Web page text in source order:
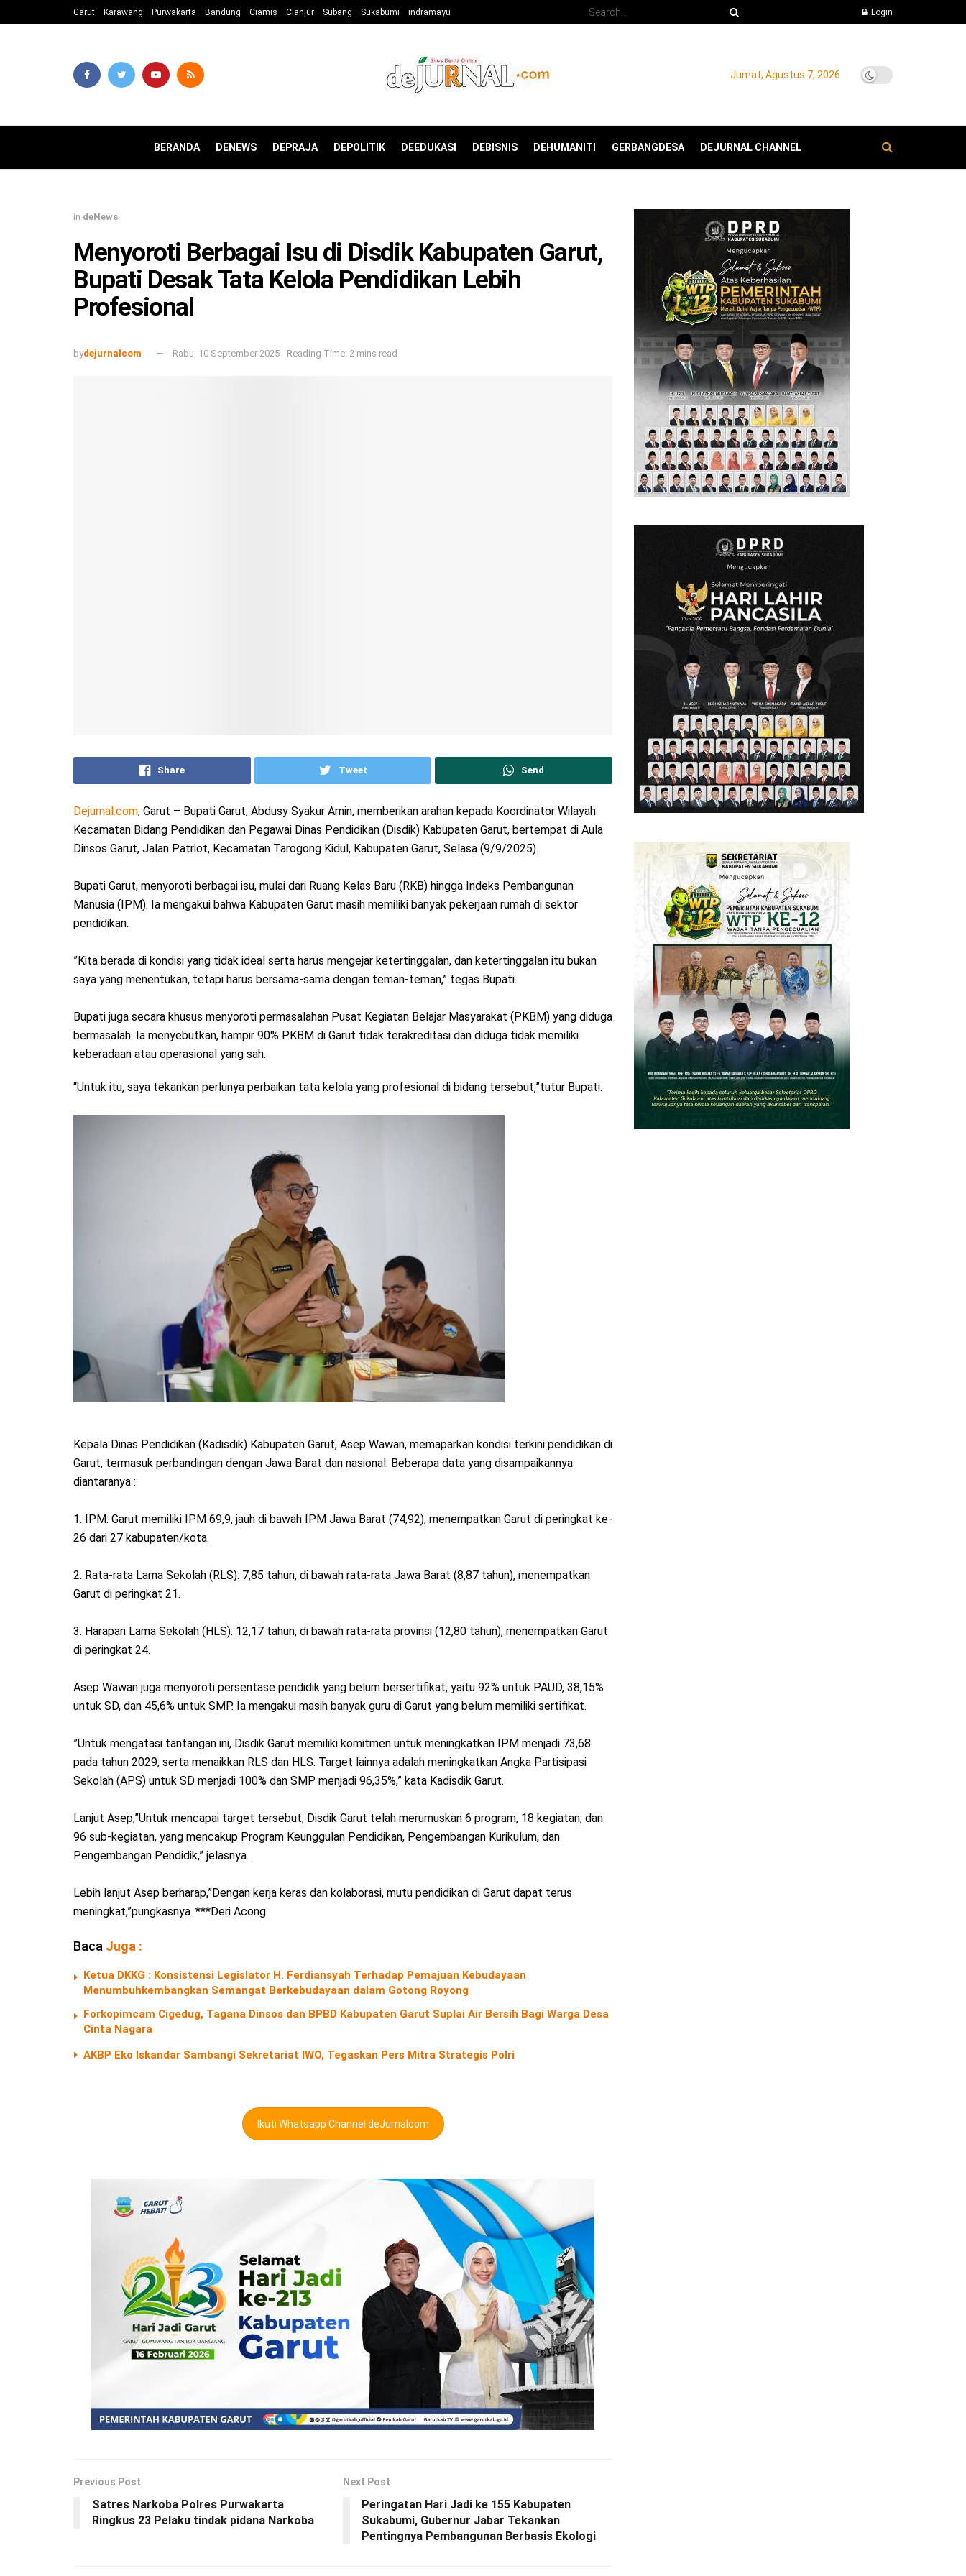
Garut Karawang Purwakarta Bandung Ciamis Cianjur Subang Sukabumi indramayu Login
Jumat, Agustus 7, 2026
BERANDA DENEWS DEPRAJA DEPOLITIK DEEDUKASI DEBISNIS DEHUMANITI GERBANGDESA DEJURNAL CHANNEL
in deNews
Menyoroti Berbagai Isu di Disdik Kabupaten Garut,
Bupati Desak Tata Kelola Pendidikan Lebih
Profesional
bydejurnalcom Rabu, 10 September 2025 Reading Time: 2 mins read
Share Tweet Send
Dejurnal.com, Garut – Bupati Garut, Abdusy Syakur Amin, memberikan arahan kepada Koordinator Wilayah
Kecamatan Bidang Pendidikan dan Pegawai Dinas Pendidikan (Disdik) Kabupaten Garut, bertempat di Aula
Dinsos Garut, Jalan Patriot, Kecamatan Tarogong Kidul, Kabupaten Garut, Selasa (9/9/2025).
‎Bupati Garut, menyoroti berbagai isu, mulai dari Ruang Kelas Baru (RKB) hingga Indeks Pembangunan
Manusia (IPM). Ia mengakui bahwa Kabupaten Garut masih memiliki banyak pekerjaan rumah di sektor
pendidikan.
‎”Kita berada di kondisi yang tidak ideal serta harus mengejar ketertinggalan, dan ketertinggalan itu bukan
saya yang menentukan, tetapi harus bersama-sama dengan teman-teman,” tegas Bupati.
‎Bupati juga secara khusus menyoroti permasalahan Pusat Kegiatan Belajar Masyarakat (PKBM) yang diduga
bermasalah. Ia menyebutkan, hampir 90% PKBM di Garut tidak terakreditasi dan diduga tidak memiliki
keberadaan atau operasional yang sah.
“Untuk itu, saya tekankan perlunya perbaikan tata kelola yang profesional di bidang tersebut,”tutur Bupati.
‎Kepala Dinas Pendidikan (Kadisdik) Kabupaten Garut, Asep Wawan, memaparkan kondisi terkini pendidikan di
Garut, termasuk perbandingan dengan Jawa Barat dan nasional. Beberapa data yang disampaikannya
diantaranya :
‎1. IPM: Garut memiliki IPM 69,9, jauh di bawah IPM Jawa Barat (74,92), menempatkan Garut di peringkat ke-
26 dari 27 kabupaten/kota.
‎2. Rata-rata Lama Sekolah (RLS): 7,85 tahun, di bawah rata-rata Jawa Barat (8,87 tahun), menempatkan
Garut di peringkat 21.
‎3. Harapan Lama Sekolah (HLS): 12,17 tahun, di bawah rata-rata provinsi (12,80 tahun), menempatkan Garut
di peringkat 24.
‎Asep Wawan juga menyoroti persentase pendidik yang belum bersertifikat, yaitu 92% untuk PAUD, 38,15%
untuk SD, dan 45,6% untuk SMP. Ia mengakui masih banyak guru di Garut yang belum memiliki sertifikat.
‎”Untuk mengatasi tantangan ini, Disdik Garut memiliki komitmen untuk meningkatkan IPM menjadi 73,68
pada tahun 2029, serta menaikkan RLS dan HLS. Target lainnya adalah meningkatkan Angka Partisipasi
Sekolah (APS) untuk SD menjadi 100% dan SMP menjadi 96,35%,” kata Kadisdik Garut.
‎Lanjut Asep,”Untuk mencapai target tersebut, Disdik Garut telah merumuskan 6 program, 18 kegiatan, dan
96 sub-kegiatan, yang mencakup Program Keunggulan Pendidikan, Pengembangan Kurikulum, dan
Pengembangan Pendidik,” jelasnya.
‎Lebih lanjut Asep berharap,”Dengan kerja keras dan kolaborasi, mutu pendidikan di Garut dapat terus
meningkat,”pungkasnya. ***Deri Acong
Baca Juga :
Ketua DKKG : Konsistensi Legislator H. Ferdiansyah Terhadap Pemajuan Kebudayaan
Menumbuhkembangkan Semangat Berkebudayaan dalam Gotong Royong
Forkopimcam Cigedug, Tagana Dinsos dan BPBD Kabupaten Garut Suplai Air Bersih Bagi Warga Desa
Cinta Nagara
AKBP Eko Iskandar Sambangi Sekretariat IWO, Tegaskan Pers Mitra Strategis Polri
Ikuti Whatsapp Channel deJurnalcom
Previous Post
Satres Narkoba Polres Purwakarta
Ringkus 23 Pelaku tindak pidana Narkoba
Next Post
Peringatan Hari Jadi ke 155 Kabupaten
Sukabumi, Gubernur Jabar Tekankan
Pentingnya Pembangunan Berbasis Ekologi